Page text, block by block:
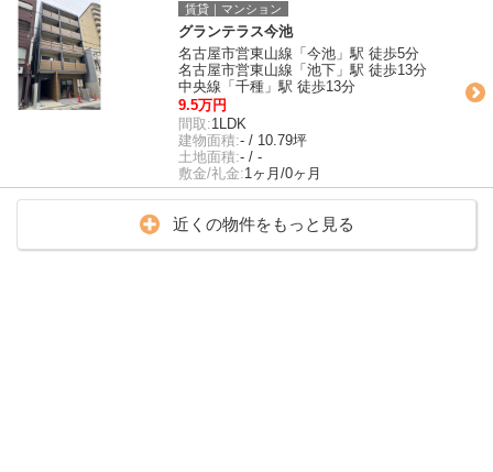
賃貸｜マンション
グランテラス今池
名古屋市営東山線「今池」駅 徒歩5分
名古屋市営東山線「池下」駅 徒歩13分
中央線「千種」駅 徒歩13分
9.5万円
間取:1LDK
建物面積:- / 10.79坪
土地面積:- / -
敷金/礼金:1ヶ月/0ヶ月
近くの物件をもっと見る